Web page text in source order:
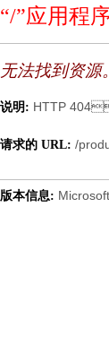
“/”应用程序
无法找到资源。
说明: HTTP 404
请求的 URL: /
版本信息: